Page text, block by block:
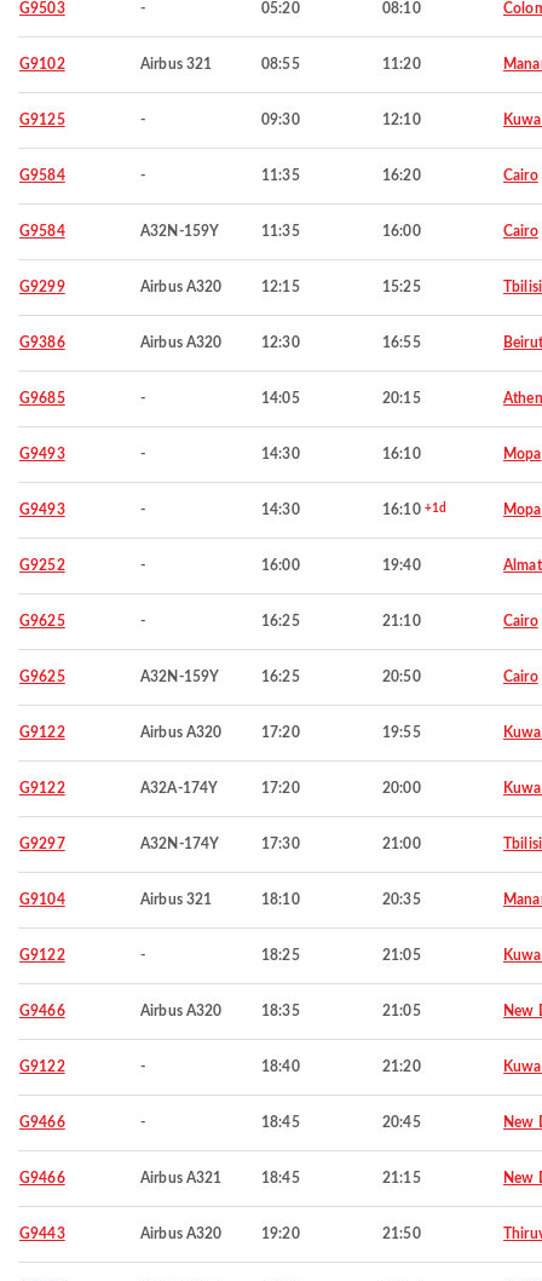
G9503 - 05:20 08:10
G9102 Airbus 321 08:55 11:20
G9125 - 09:30 12:10
G9584 - 11:35 16:20 Cairo
G9584 A32N-159Y 11:35 16:00 Cairo
G9299 Airbus A320 12:15 15:25 Tbilisi
G9386 Airbus A320 12:30 16:55 Beirut
G9685 - 14:05 20:15
G9493 - 14:30 16:10 Mopa
G9493 - 14:30 16:10 +1d Mopa
G9252 - 16:00 19:40
G9625 - 16:25 21:10 Cairo
G9625 A32N-159Y 16:25 20:50 Cairo
G9122 Airbus A320 17:20 19:55
G9122 A32A-174Y 17:20 20:00
G9297 A32N-174Y 17:30 21:00 Tbilisi
G9104 Airbus 321 18:10 20:35
G9122 - 18:25 21:05
G9466 Airbus A320 18:35 21:05 New
G9122 - 18:40 21:20
G9466 - 18:45 20:45 New
G9466 Airbus A321 18:45 21:15 New
G9443 Airbus A320 19:20 21:50